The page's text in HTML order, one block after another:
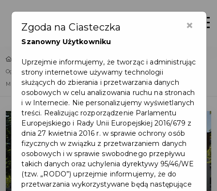
Zaloguj
Home
Lista aktualności
Ogłoszenie konkursu na stanowisko dyrektora Szkoły Podstawowej nr 2 im.
Mikołaja Kopernika w Pruszczu Gdańskim
×
Zgoda na Ciasteczka
Szanowny Użytkowniku
Uprzejmie informujemy, że tworząc i administrując
strony internetowe używamy technologii
służących do zbierania i przetwarzania danych
osobowych w celu analizowania ruchu na stronach
i w Internecie. Nie personalizujemy wyświetlanych
treści. Realizując rozporządzenie Parlamentu
Europejskiego i Rady Unii Europejskiej 2016/679 z
dnia 27 kwietnia 2016 r. w sprawie ochrony osób
fizycznych w związku z przetwarzaniem danych
osobowych i w sprawie swobodnego przepływu
takich danych oraz uchylenia dyrektywy 95/46/WE
(tzw. „RODO”) uprzejmie informujemy, że do
przetwarzania wykorzystywane będą następujące